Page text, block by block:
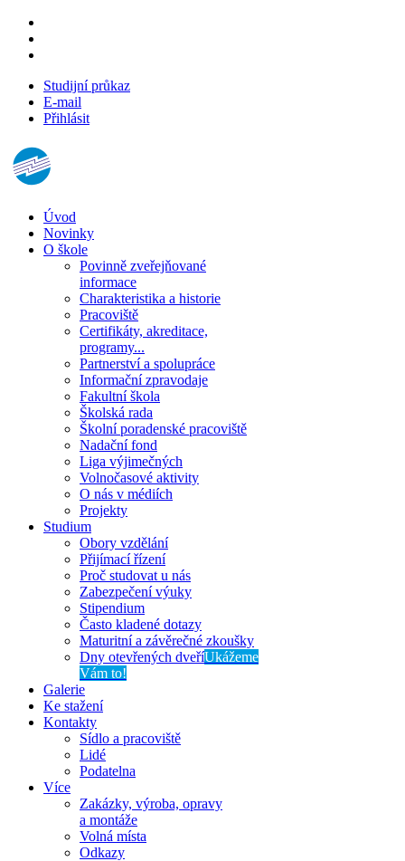
Studijní průkaz
E-mail
Přihlásit
Úvod
Novinky
O škole
Povinně zveřejňované
informace
Charakteristika a historie
Pracoviště
Certifikáty, akreditace,
programy...
Partnerství a spolupráce
Informační zpravodaje
Fakultní škola
Školská rada
Školní poradenské pracoviště
Nadační fond
Liga výjimečných
Volnočasové aktivity
O nás v médiích
Projekty
Studium
Obory vzdělání
Přijímací řízení
Proč studovat u nás
Zabezpečení výuky
Stipendium
Často kladené dotazy
Maturitní a závěrečné zkoušky
Dny otevřených dveříUkážeme
Vám to!
Galerie
Ke stažení
Kontakty
Sídlo a pracoviště
Lidé
Podatelna
Více
Zakázky, výroba, opravy
a montáže
Volná místa
Odkazy